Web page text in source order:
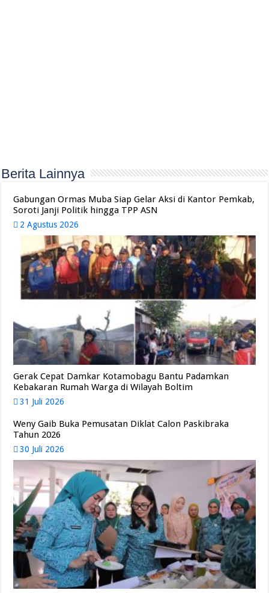
Berita Lainnya
Gabungan Ormas Muba Siap Gelar Aksi di Kantor Pemkab,
Soroti Janji Politik hingga TPP ASN
2 Agustus 2026
Gerak Cepat Damkar Kotamobagu Bantu Padamkan
Kebakaran Rumah Warga di Wilayah Boltim
31 Juli 2026
Weny Gaib Buka Pemusatan Diklat Calon Paskibraka
Tahun 2026
30 Juli 2026